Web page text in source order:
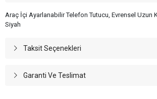
Araç İçi Ayarlanabilir Telefon Tutucu, Evrensel Uzun
Siyah
Taksit Seçenekleri
Garanti Ve Teslimat